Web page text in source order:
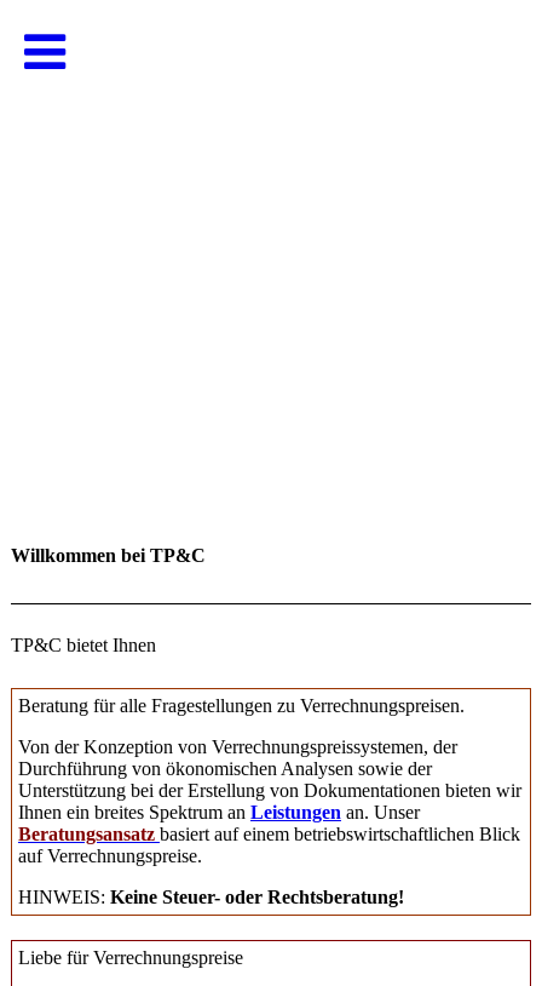
Willkommen bei TP&C
TP&C bietet Ihnen
Beratung für alle Fragestellungen zu Verrechnungspreisen.
Von der Konzeption von Verrechnungspreissystemen, der
Durchführung von ökonomischen Analysen sowie der
Unterstützung bei der Erstellung von Dokumentationen bieten wir
Ihnen ein breites Spektrum an Leistungen an. Unser
Beratungsansatz basiert auf einem betriebswirtschaftlichen Blick
auf Verrechnungspreise.
HINWEIS: Keine Steuer- oder Rechtsberatung!
Liebe für Verrechnungspreise